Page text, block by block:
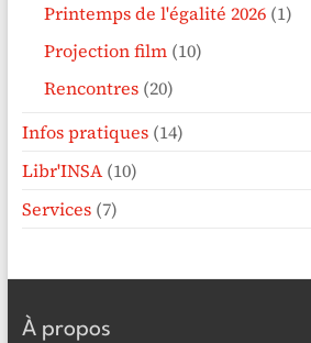
Printemps de l'égalité 2026(1)
Projection film(10)
Rencontres(20)
Infos pratiques(14)
Libr'INSA(10)
Services(7)
À propos